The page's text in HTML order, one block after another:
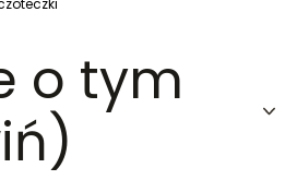
o tym